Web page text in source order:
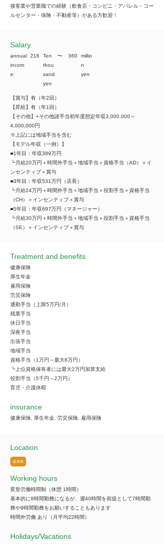
接客業や営業職での経験（飲食店・コンビニ・アパレル・コー
ルセンター・保険・不動産等）がある方歓迎！
​Salary
annual
incom
e:
216
Ten
thou
sand
yen
​〜 360
millio
n
yen
【賞与】有（年2回）
【昇給】有（年1回）
【その他】+その他諸手当初年度想定年収3,000,000～
4,000,000円
※上記には地域手当を含む
【モデル年収（一例）】
■1年目：年収389万円
┗月給20万円＋時間外手当＋地域手当＋資格手当（AD）＋イ
ンセンティブ＋賞与
■3年目：年収531万円（店長）
┗月給24万円＋時間外手当＋地域手当＋役割手当＋資格手当
（CH）＋インセンティブ＋賞与
■5年目：年収697万円（マネージャー）
┗月給30万円＋時間外手当＋地域手当＋役割手当＋資格手当
（SE）＋インセンティブ＋賞与
Treatment and benefits
健康保険
厚生年金
雇用保険
労災保険
通勤手当（上限5万円/月）
残業手当
休日手当
深夜手当
出張手当
地域手当
資格手当（1万円～最大8万円）
┗上位資格保有者には最大2万円加算支給
役割手当（5千円～2万円）
育児・介護休暇
insurance
健康保険, 厚生年金, 労災保険, 雇用保険
Location
岐阜県
Working hours
変形労働時間制（休憩 1時間）
基本的に8時間勤務になるが、週40時間を前提として7時間勤
務や9時間勤務をお願いすることもあります
時間外労働 あり（月平均22時間）
​Holidays/Vacations